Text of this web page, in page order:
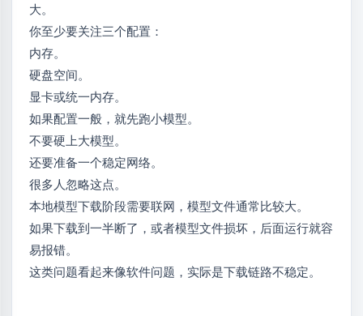
大。
你至少要关注三个配置：
内存。
硬盘空间。
显卡或统一内存。
如果配置一般，就先跑小模型。
不要硬上大模型。
还要准备一个稳定网络。
很多人忽略这点。
本地模型下载阶段需要联网，模型文件通常比较大。
如果下载到一半断了，或者模型文件损坏，后面运行就容
易报错。
这类问题看起来像软件问题，实际是下载链路不稳定。